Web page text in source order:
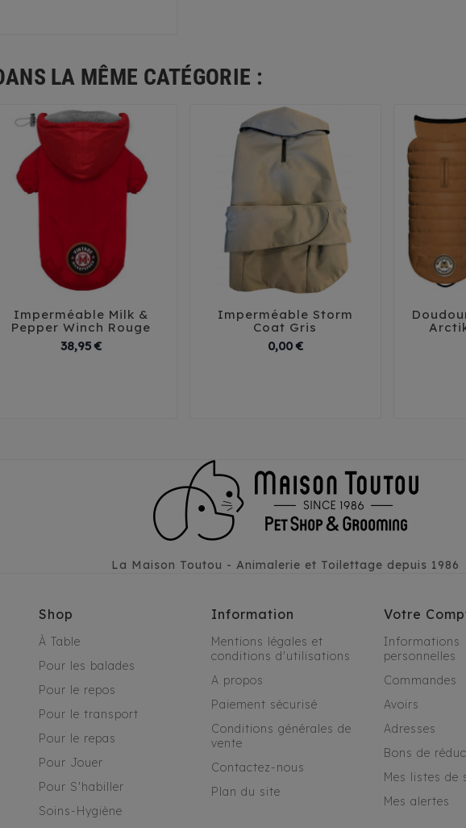
LA MÊME CATÉGORIE :
  
Imperméable Milk &
Pepper Winch Rouge
38,95 €Prix
  
Imperméable Storm
Coat Gris
0,00 €Prix

La Maison Toutou - Animalerie et Toilettage depuis 1986
Shop
À Table
Pour les balades
Pour le repos
Pour le transport
Pour le repas
Pour Jouer
Pour S'habiller
Soins-Hygiène
Information
Mentions légales et
conditions d'utilisations
A propos
Paiement sécurisé
Conditions générales de
vente
Contactez-nous
Plan du site
Votre
Informations
personnelles
Commandes
Avoirs
Adresses
Bons de
Mes listes de
Mes alertes